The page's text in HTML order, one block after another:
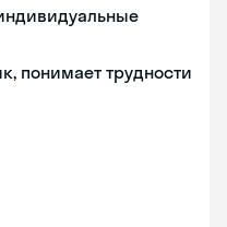
понимает трудности